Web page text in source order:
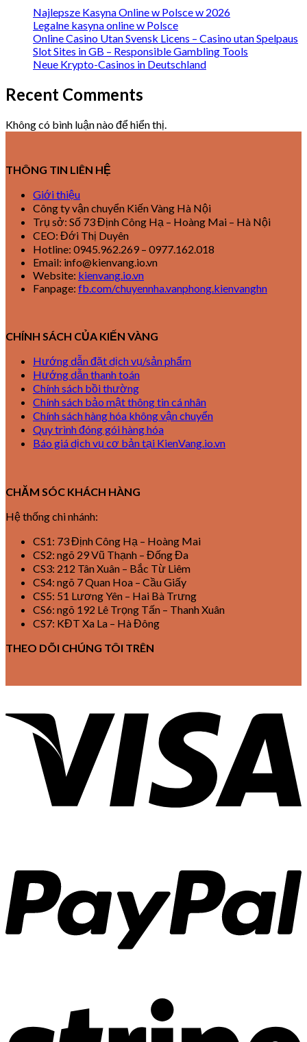
Najlepsze Kasyna Online w Polsce w 2026
Legalne kasyna online w Polsce
Online Casino Utan Svensk Licens – Casino utan Spelpaus
Slot Sites in GB – Responsible Gambling Tools
Neue Krypto-Casinos in Deutschland
Recent Comments
Không có bình luận nào để hiển thị.
THÔNG TIN LIÊN HỆ
Giới thiệu
Công ty vận chuyển Kiến Vàng Hà Nội
Trụ sở: Số 73 Định Công Hạ – Hoàng Mai – Hà Nội
CEO: Đới Thị Duyên
Hotline: 0945.962.269 – 0977.162.018
Email: info@kienvang.io.vn
Website: kienvang.io.vn
Fanpage: fb.com/chuyennha.vanphong.kienvanghn
CHÍNH SÁCH CỦA KIẾN VÀNG
Hướng dẫn đặt dịch vụ/sản phẩm
Hướng dẫn thanh toán
Chính sách bồi thường
Chính sách bảo mật thông tin cá nhân
Chính sách hàng hóa không vận chuyển
Quy trình đóng gói hàng hóa
Báo giá dịch vụ cơ bản tại KienVang.io.vn
CHĂM SÓC KHÁCH HÀNG
Hệ thống chi nhánh:
CS1: 73 Định Công Hạ – Hoàng Mai
CS2: ngõ 29 Vũ Thạnh – Đống Đa
CS3: 212 Tân Xuân – Bắc Từ Liêm
CS4: ngõ 7 Quan Hoa – Cầu Giấy
CS5: 51 Lương Yên – Hai Bà Trưng
CS6: ngõ 192 Lê Trọng Tấn – Thanh Xuân
CS7: KĐT Xa La – Hà Đông
THEO DÕI CHÚNG TÔI TRÊN